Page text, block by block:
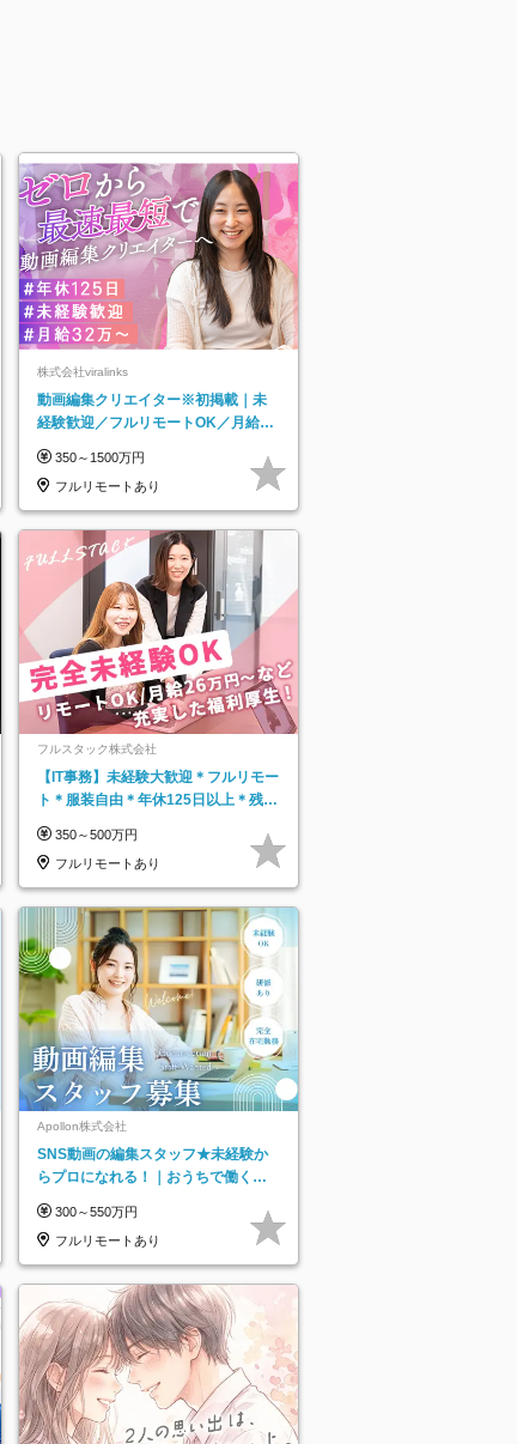
株式会社viralinks
動画編集クリエイター※初掲載｜未
経験歓迎／フルリモートOK／月給32
350～1500万円
フルリモートあり
フルスタック株式会社
【IT事務】未経験大歓迎＊フルリモー
ト＊服装自由＊年休125日以上＊残業
350～500万円
フルリモートあり
Apollon株式会社
SNS動画の編集スタッフ★未経験か
らプロになれる！｜おうちで働くフ
300～550万円
フルリモートあり